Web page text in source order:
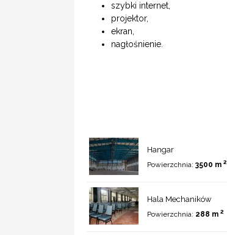
szybki internet,
projektor,
ekran,
nagłośnienie.
Hangar
Powierzchnia: 3500 m 2
Hala Mechaników
Powierzchnia: 288 m 2